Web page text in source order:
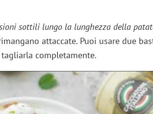
sottili lungo la lunghezza della
attaccate. Puoi usare due
completamente.